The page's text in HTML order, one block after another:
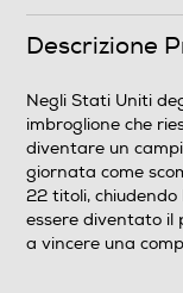
Sistema TV
Pal
Area Geografica
Descrizione
Negli Stati Uniti
imbroglione che
diventare un
giornata come
22 titoli,
essere diventato il
a vincere una